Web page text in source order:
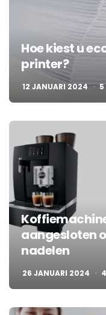
Hoe kiest u
printer?
12 JANUARI 2024 5
aangesloten
nadelen
26 JANUARI 2024 4